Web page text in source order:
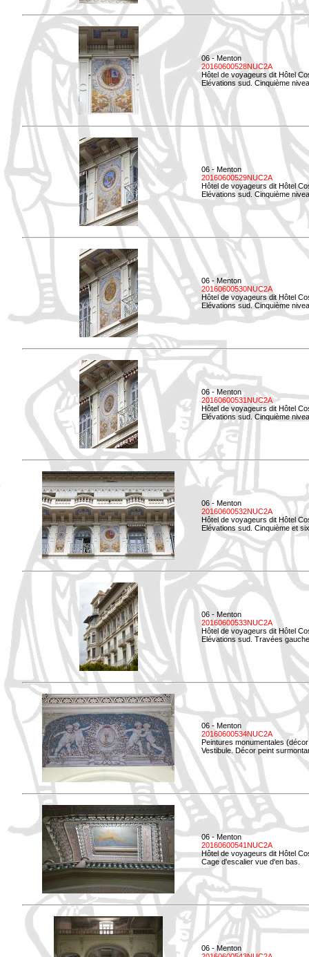
06 - Menton
20160600528NUC2A
Hôtel de voyageurs dit Hôtel
Elévations sud. Cinquième
06 - Menton
20160600529NUC2A
Hôtel de voyageurs dit Hôtel
Elévations sud. Cinquième
06 - Menton
20160600530NUC2A
Hôtel de voyageurs dit Hôtel
Elévations sud. Cinquième
06 - Menton
20160600531NUC2A
Hôtel de voyageurs dit Hôtel
Elévations sud. Cinquième
06 - Menton
20160600532NUC2A
Hôtel de voyageurs dit Hôtel
Elévations sud. Cinquième et
06 - Menton
20160600533NUC2A
Hôtel de voyageurs dit Hôtel
Elévations sud. Travées
06 - Menton
20160600534NUC2A
Peintures monumentales
Vestibule. Décor peint
06 - Menton
20160600541NUC2A
Hôtel de voyageurs dit Hôtel
Cage d'escalier vue d'en bas.
06 - Menton